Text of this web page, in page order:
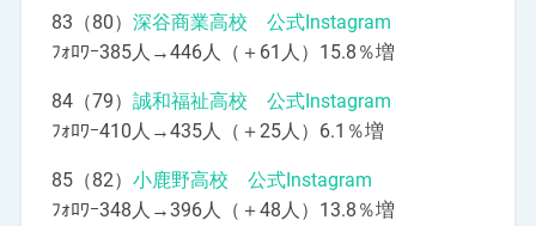
83（80） 深谷商業高校 公式Instagram
ﾌｫﾛﾜｰ385人→446人（＋61人）15.8％増
84（79） 誠和福祉高校 公式Instagram
ﾌｫﾛﾜｰ410人→435人（＋25人）6.1％増
85（82） 小鹿野高校 公式Instagram
ﾌｫﾛﾜｰ348人→396人（＋48人）13.8％増